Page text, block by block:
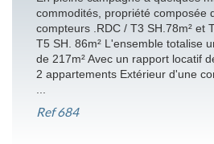
commodités, propriété composée
compteurs .RDC / T3 SH.78m² et
T5 SH. 86m² L'ensemble totalise
de 217m² Avec un rapport locatif
2 appartements Extérieur d'une
Ref684